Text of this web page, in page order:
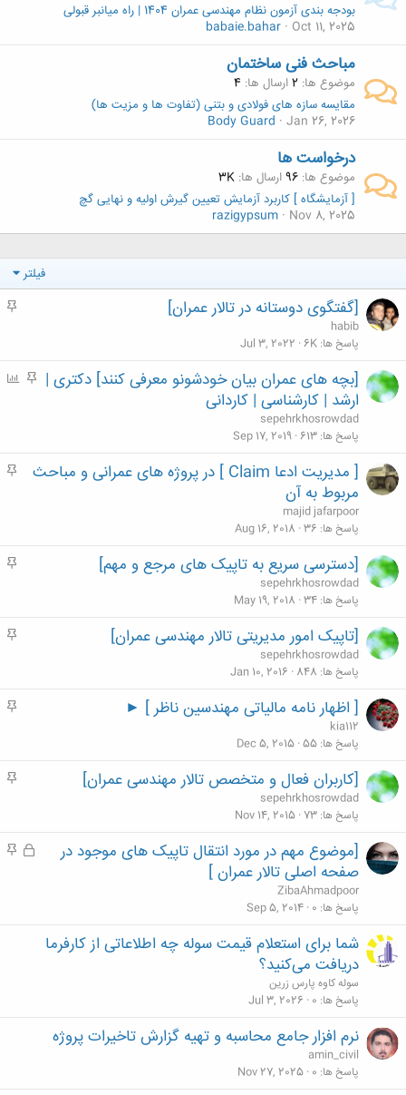
بودجه بندی آزمون نظام مهندسی عمران 1404 | راه میانبر قبولی
Oct 11, 2025
babaie.bahar
مباحث فنی ساختمان
موضوع ها 2ارسال ها 4
مقایسه سازه های فولادی و بتنی (تفاوت ها و مزیت ها)
Jan 26, 2026
Body Guard
درخواست ها
موضوع ها 96ارسال ها 3K
[ آزمایشگاه ] کاربرد آزمایش تعیین گیرش اولیه و نهایی گچ
Nov 8, 2025
razigypsum
فیلتر
م
[گفتگوی دوستانه در تالار عمران]
habib
پاسخ ها 6K
Jul 3, 2022
م
P
[بچه های عمران بیان خودشونو معرفی کنند] دکتری |
ارشد | کارشناسی | کاردانی
sepehrkhosrowdad
پاسخ ها 613
Sep 17, 2019
م
[ مدیریت ادعا Claim ] در پروژه های عمرانی و مباحث
مربوط به آن
majid jafarpoor
پاسخ ها 36
Aug 16, 2018
م
[دسترسی سریع به تاپیک های مرجع و مهم]
sepehrkhosrowdad
پاسخ ها 34
May 19, 2018
م
[تاپیک امور مدیریتی تالار مهندسی عمران]
sepehrkhosrowdad
پاسخ ها 848
Jan 10, 2016
م
[ اظهار نامه مالیاتی مهندسین ناظر ] ►
kia112
پاسخ ها 55
Dec 5, 2015
م
[کاربران فعال و متخصص تالار مهندسی عمران]
sepehrkhosrowdad
پاسخ ها 73
Nov 14, 2015
ق
م
[موضوع مهم در مورد انتقال تاپیک های موجود در
صفحه اصلی تالار عمران ]
ZibaAhmadpoor
پاسخ ها 0
Sep 5, 2014
شما برای استعلام قیمت سوله چه اطلاعاتی از کارفرما
دریافت می‌کنید؟
سوله کاوه پارس زرین
پاسخ ها 0
Jul 3, 2026
نرم افزار جامع محاسبه و تهیه گزارش تاخیرات پروژه
amin_civil
پاسخ ها 0
Nov 27, 2025